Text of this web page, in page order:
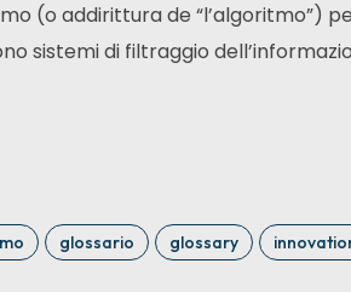
(o addirittura de “l’algoritmo”)
sistemi di filtraggio
glossario glossary